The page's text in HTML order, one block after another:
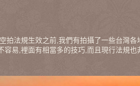
拍法規生效之前,我們有拍攝了一些台灣
容易,裡面有相當多的技巧,而且現行法規